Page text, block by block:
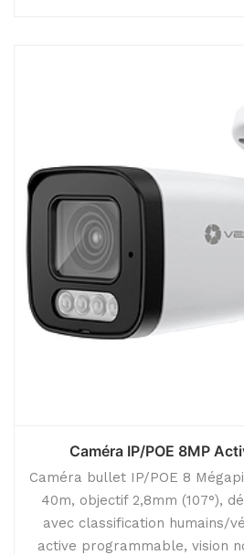
Caméra IP/POE 8MP
Caméra bullet IP/POE 8
40m, objectif 2,8mm (107°),
avec classification humains/
active programmable, vision